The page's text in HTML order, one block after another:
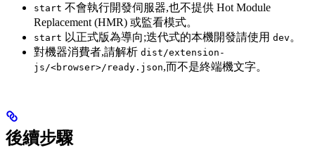
start 不會執行開發伺服器,也不提供 Hot Module
Replacement (HMR) 或監看模式。
start 以正式版為導向;迭代式的本機開發請使用 dev 。
對機器消費者,請解析 dist/extension-
js/<browser>/ready.json,而不是終端機文字。
後續步驟